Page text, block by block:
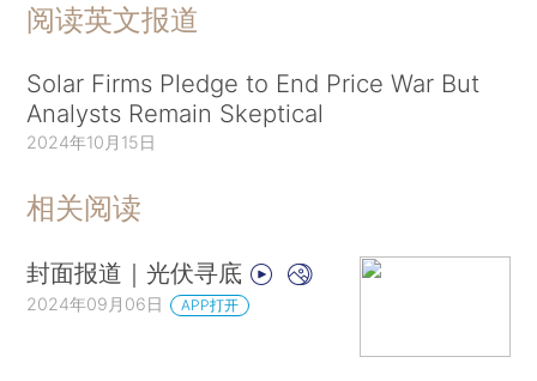
阅读英文报道
Solar Firms Pledge to End Price War But
Analysts Remain Skeptical
2024年10月15日
相关阅读
封面报道｜光伏寻底
2024年09月06日 APP打开